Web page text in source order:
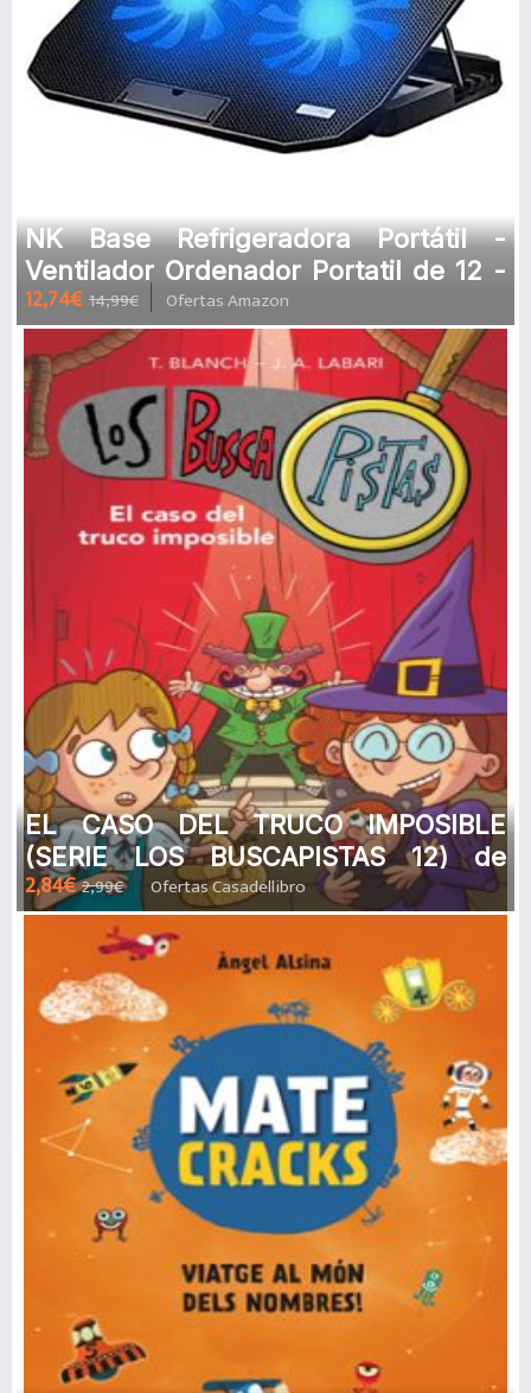
NK Base Refrigeradora Portátil -
Ventilador Ordenador Portatil de 12 -
17" con Soporte Ajustable 5
12,74€ 14,99€ Ofertas Amazon
EL CASO DEL TRUCO IMPOSIBLE
(SERIE LOS BUSCAPISTAS 12) de
TERESA BLANCH
2,84€ 2,99€ Ofertas Casadellibro